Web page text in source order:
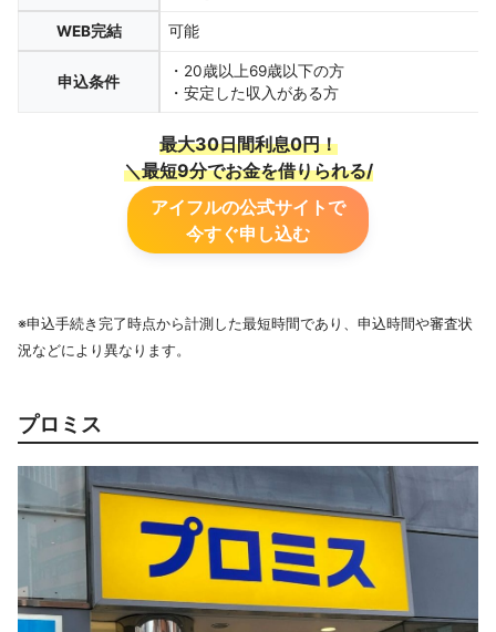
WEB完結 可能
申込条件
・20歳以上69歳以下の方
・安定した収入がある方
最大30日間利息0円！
＼最短9分でお金を借りられる/
アイフルの公式サイトで
今すぐ申し込む
※申込手続き完了時点から計測した最短時間であり、申込時間や審査状
況などにより異なります。
プロミス